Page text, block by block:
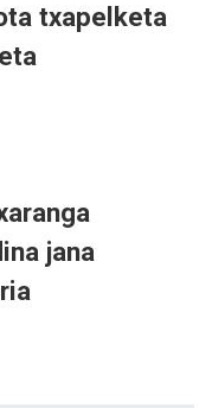
txapelketa
jana